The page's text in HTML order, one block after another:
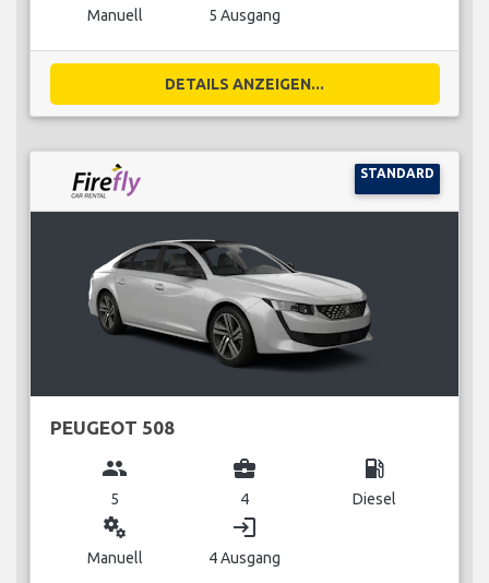
Manuell 5 Ausgang
DETAILS ANZEIGEN...
STANDARD
PEUGEOT 508
group
5
business_center
4
local_gas_station
Diesel
miscellaneous_services
Manuell
login
4 Ausgang